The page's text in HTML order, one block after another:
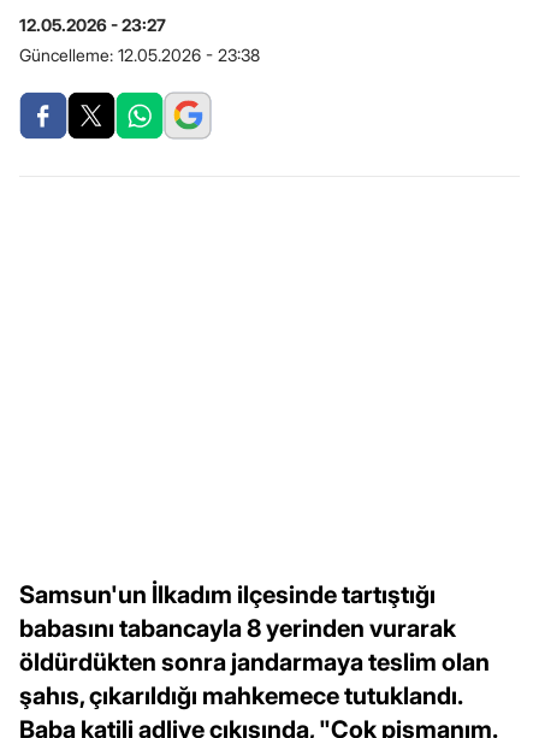
12.05.2026 - 23:27
Güncelleme: 12.05.2026 - 23:38
Samsun'un İlkadım ilçesinde tartıştığı
babasını tabancayla 8 yerinden vurarak
öldürdükten sonra jandarmaya teslim olan
şahıs, çıkarıldığı mahkemece tutuklandı.
Baba katili adliye çıkışında, "Çok pişmanım.